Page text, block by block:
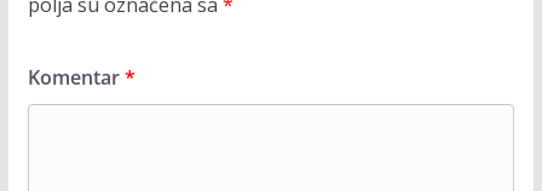
Komentar*